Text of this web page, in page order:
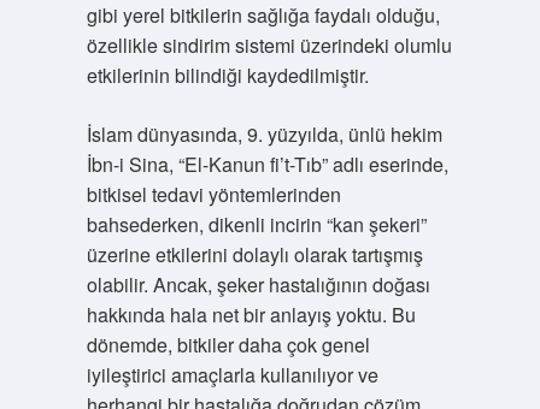
gibi yerel bitkilerin sağlığa faydalı olduğu,
özellikle sindirim sistemi üzerindeki olumlu
etkilerinin bilindiği kaydedilmiştir.
İslam dünyasında, 9. yüzyılda, ünlü hekim
İbn-i Sina, “El-Kanun fi’t-Tıb” adlı eserinde,
bitkisel tedavi yöntemlerinden
bahsederken, dikenli incirin “kan şekeri”
üzerine etkilerini dolaylı olarak tartışmış
olabilir. Ancak, şeker hastalığının doğası
hakkında hala net bir anlayış yoktu. Bu
dönemde, bitkiler daha çok genel
iyileştirici amaçlarla kullanılıyor ve